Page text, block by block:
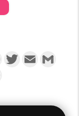
FacebookTwitterEmail